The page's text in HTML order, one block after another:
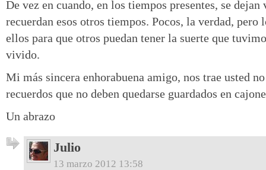
De vez en cuando, en los tiempos presentes, se dejan
recuerdan esos otros tiempos. Pocos, la verdad,
ellos para que otros puedan tener la suerte que
vivido.
Mi más sincera enhorabuena amigo, nos trae usted
recuerdos que no deben quedarse guardados en
Un abrazo
Julio
13 marzo 2012 13:58